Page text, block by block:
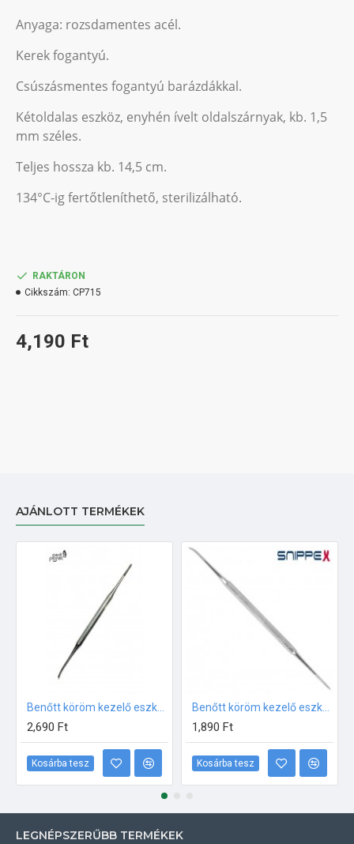
Anyaga: rozsdamentes acél.
Kerek fogantyú.
Csúszásmentes fogantyú barázdákkal.
Kétoldalas eszköz, enyhén ívelt oldalszárnyak, kb. 1,5
mm széles.
Teljes hossza kb. 14,5 cm.
134°C-ig fertőtleníthető, sterilizálható.
4,190 Ft
RAKTÁRON
Cikkszám: CP715
AJÁNLOTT TERMÉKEK
2,690 Ft
Kosárba tesz
1,890 Ft
Kosárba tesz
LEGNÉPSZERŰBB TERMÉKEK